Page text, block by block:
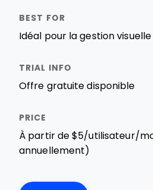
Idéal pour la gestion
Offre gratuite disponible
À partir de $5/utilisateur/
annuellement)